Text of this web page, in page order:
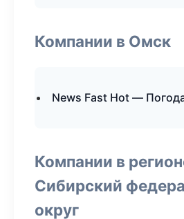
Компании в Омск
News Fast Hot —
Компании в
Сибирский
округ